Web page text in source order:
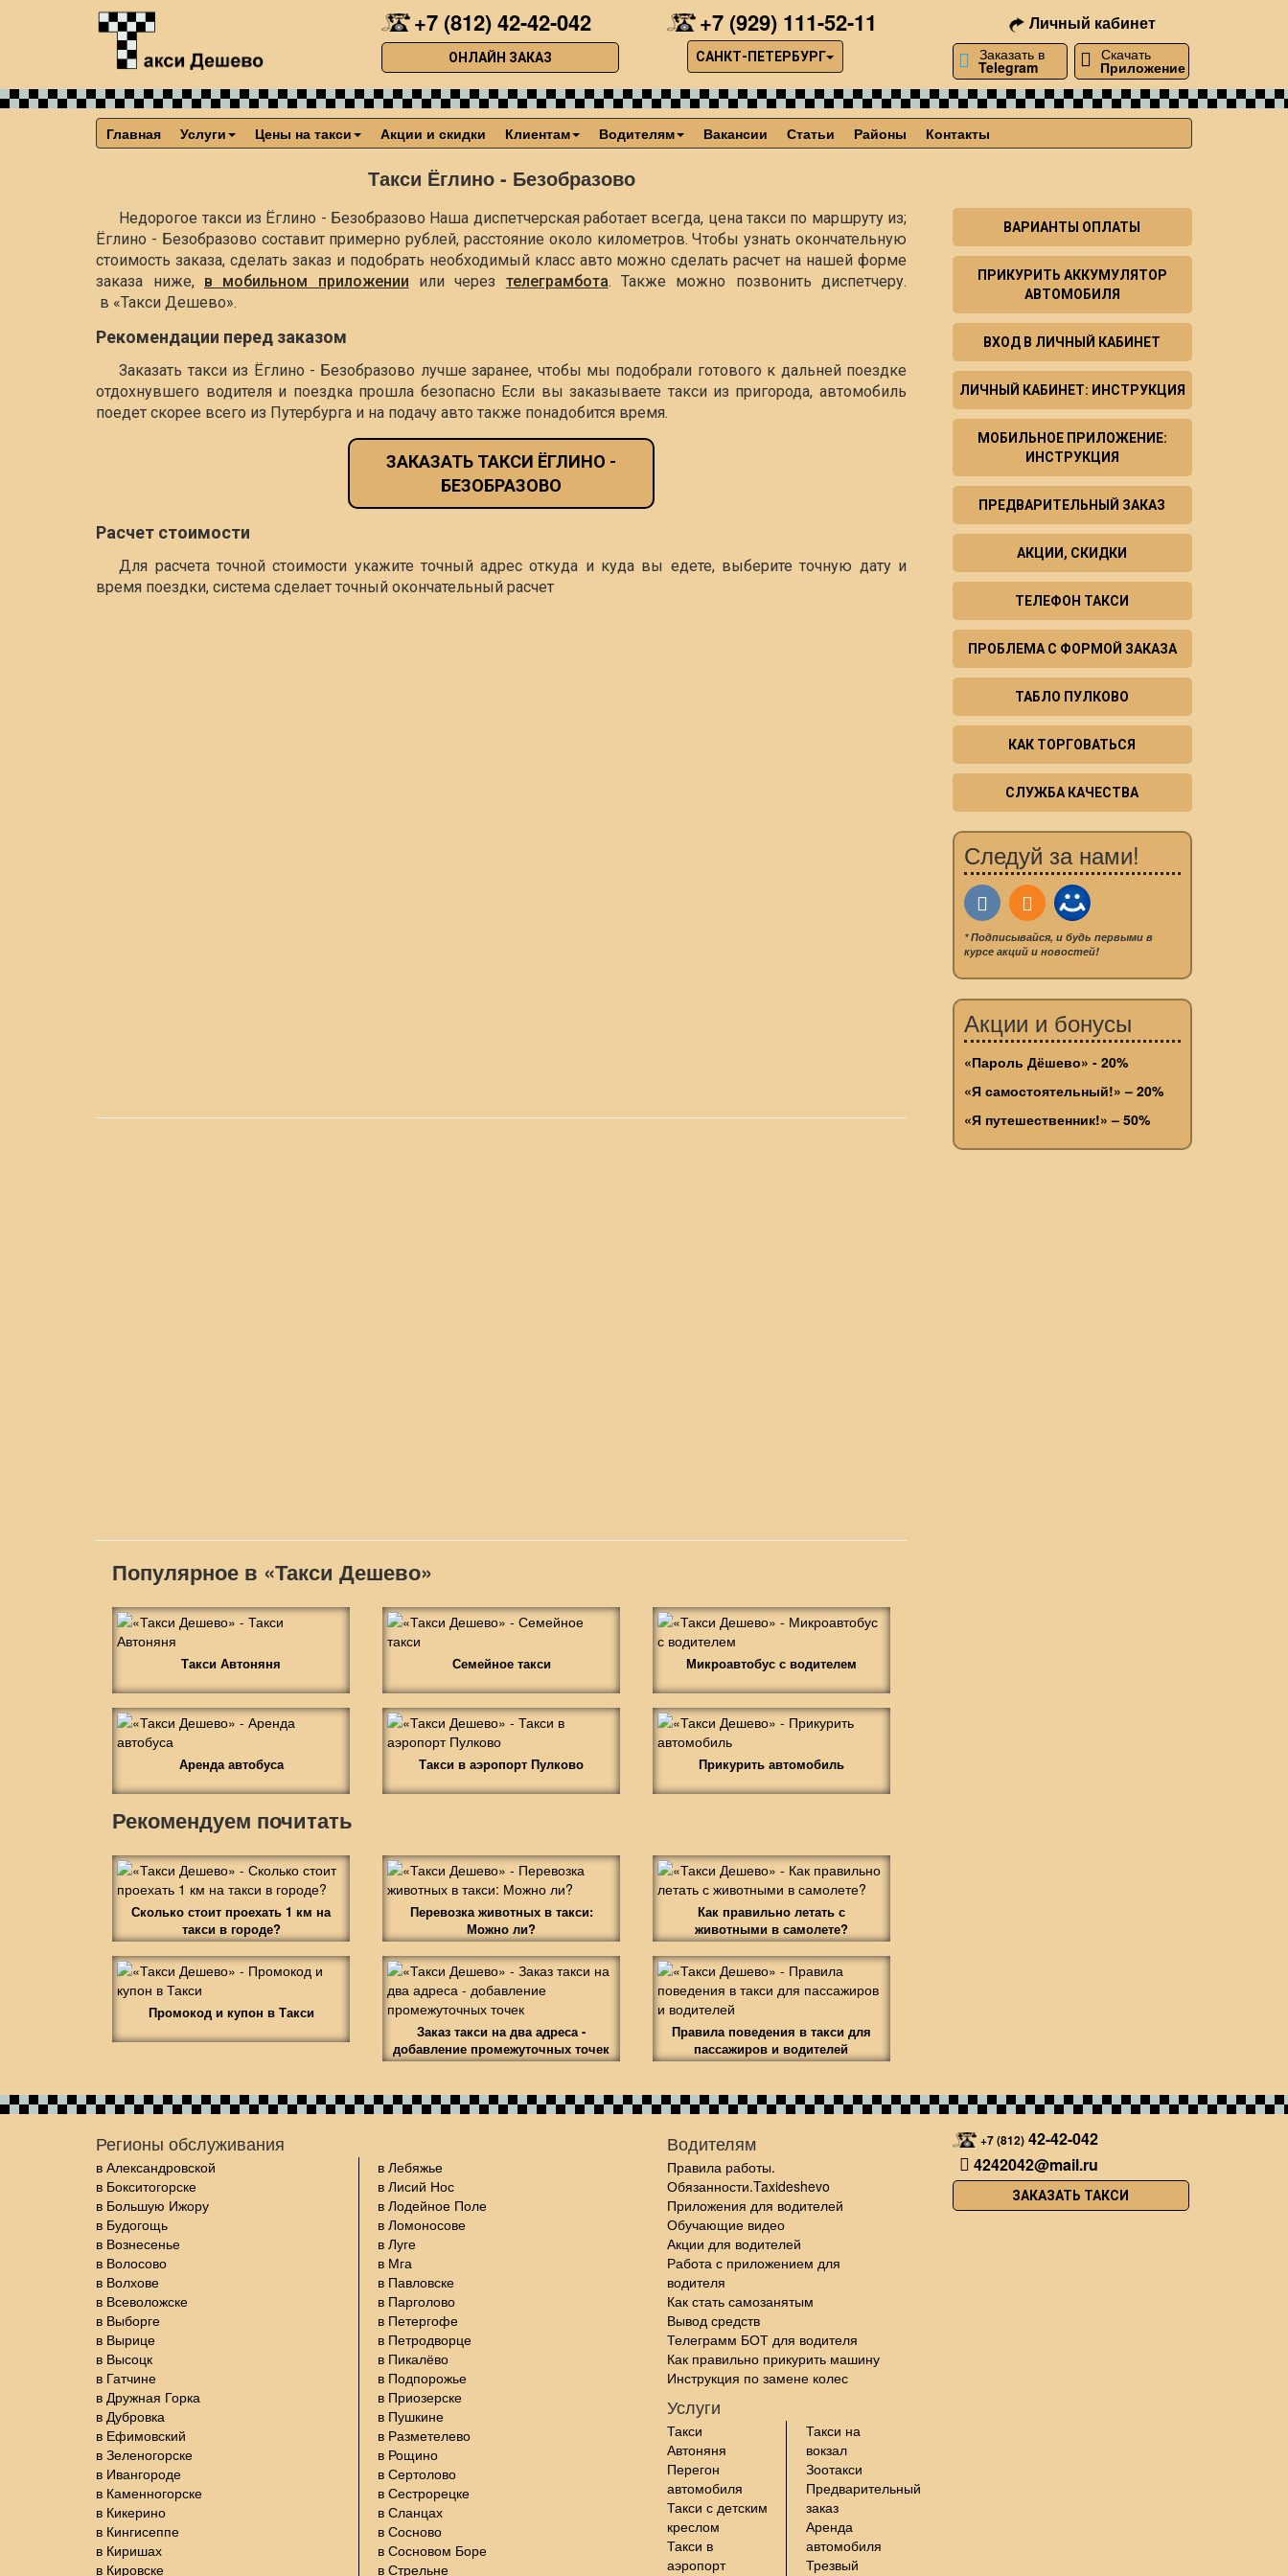
+7 (812) 42-42-042
ОНЛАЙН ЗАКАЗ
+7 (929) 111-52-11
САНКТ-ПЕТЕРБУРГ
Личный кабинет
Заказать в
Telegram
Скачать
Приложение
Главная Услуги Цены на такси Акции и скидки Клиентам Водителям Вакансии Статьи Районы Контакты
Такси Ёглино - Безобразово
Недорогое такси из Ёглино - Безобразово Наша диспетчерская работает всегда, цена такси по маршруту из;
Ёглино - Безобразово составит примернорублей, расстояние около километров. Чтобы узнать окончательную
стоимость заказа, сделать заказ и подобрать необходимый класс авто можно сделать расчет на нашей форме
заказа ниже, в мобильном приложении или через телеграмбота. Также можно позвонить диспетчеру.
в «Такси Дешево».
Рекомендации перед заказом
Заказать такси из Ёглино - Безобразово лучше заранее, чтобы мы подобрали готового к дальней поездке
отдохнувшего водителя и поездка прошла безопасно Если вы заказываете такси из пригорода, автомобиль
поедет скорее всего из Путербурга и на подачу авто также понадобится время.
ЗАКАЗАТЬ ТАКСИ ЁГЛИНО -
БЕЗОБРАЗОВО
Расчет стоимости
Для расчета точной стоимости укажите точный адрес откуда и куда вы едете, выберите точную дату и
время поездки, система сделает точный окончательный расчет
Популярное в «Такси Дешево»
Такси Автоняня Семейное такси Микроавтобус с водителем
Аренда автобуса Такси в аэропорт Пулково Прикурить автомобиль
Рекомендуем почитать
Сколько стоит проехать 1 км на
такси в городе?
Перевозка животных в такси:
Можно ли?
Как правильно летать с
животными в самолете?
Промокод и купон в Такси
Заказ такси на два адреса -
добавление промежуточных точек
Правила поведения в такси для
пассажиров и водителей
ВАРИАНТЫ ОПЛАТЫ
ПРИКУРИТЬ АККУМУЛЯТОР
АВТОМОБИЛЯ
ВХОД В ЛИЧНЫЙ КАБИНЕТ
ЛИЧНЫЙ КАБИНЕТ: ИНСТРУКЦИЯ
МОБИЛЬНОЕ ПРИЛОЖЕНИЕ:
ИНСТРУКЦИЯ
ПРЕДВАРИТЕЛЬНЫЙ ЗАКАЗ
АКЦИИ, СКИДКИ
ТЕЛЕФОН ТАКСИ
ПРОБЛЕМА С ФОРМОЙ ЗАКАЗА
ТАБЛО ПУЛКОВО
КАК ТОРГОВАТЬСЯ
СЛУЖБА КАЧЕСТВА
Следуй за нами!
* Подписывайся, и будь первыми в
курсе акций и новостей!
Акции и бонусы
«Пароль Дёшево» - 20%
«Я самостоятельный!» – 20%
«Я путешественник!» – 50%
Регионы обслуживания
в Александровской
в Бокситогорске
в Большую Ижору
в Будогощь
в Вознесенье
в Волосово
в Волхове
в Всеволожске
в Выборге
в Вырице
в Высоцк
в Гатчине
в Дружная Горка
в Дубровка
в Ефимовский
в Зеленогорске
в Ивангороде
в Каменногорске
в Кикерино
в Кингисеппе
в Киришах
в Кировске
в Лебяжье
в Лисий Нос
в Лодейное Поле
в Ломоносове
в Луге
в Мга
в Павловске
в Парголово
в Петергофе
в Петродворце
в Пикалёво
в Подпорожье
в Приозерске
в Пушкине
в Разметелево
в Рощино
в Сертолово
в Сестрорецке
в Сланцах
в Сосново
в Сосновом Боре
в Стрельне
Водителям
Правила работы.
Обязанности.Taxideshevo
Приложения для водителей
Обучающие видео
Акции для водителей
Работа с приложением для
водителя
Как стать самозанятым
Вывод средств
Телеграмм БОТ для водителя
Как правильно прикурить машину
Инструкция по замене колес
Услуги
Такси
Автоняня
Перегон
автомобиля
Такси с детским
креслом
Такси в
аэропорт
Такси на
вокзал
Зоотакси
Предварительный
заказ
Аренда
автомобиля
Трезвый
+7 (812) 42-42-042
4242042@mail.ru
ЗАКАЗАТЬ ТАКСИ